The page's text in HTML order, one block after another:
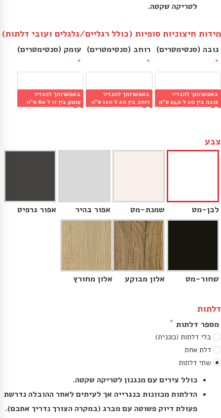
לטריקה שקטה.
מידות חיצוניות סופיות (כולל רגליים/גלגלים ועובי דלתות)
גובה (סנטימטרים)
באפשרותך להגדיר
גובה בין 20 ל 240 ס״מ
ס״מ
רוחב (סנטימטרים)
באפשרותך להגדיר
רוחב בין 20 ל 120 ס״מ
ס״מ
עומק (סנטימטרים)
באפשרותך להגדיר
עומק בין 11 ל 60 ס״מ
ס״מ
צבע
לבן-מט שמנת-מט אפור בהיר אפור גרפיט
שחור-מט אלון מבוקע אלון מחורץ
דלתות
מספר דלתות
בלי דלתות (כוננית)
דלת אחת
שתי דלתות
כולל צירים עם מנגנון לטריקה שקטה.
הדלתות מכוונות בנגרייה אך לעיתים לאחר ההובלה נדרשת
פעולת דיוק פשוטה עם מברג (במקרה הצורך נדריך אתכם).